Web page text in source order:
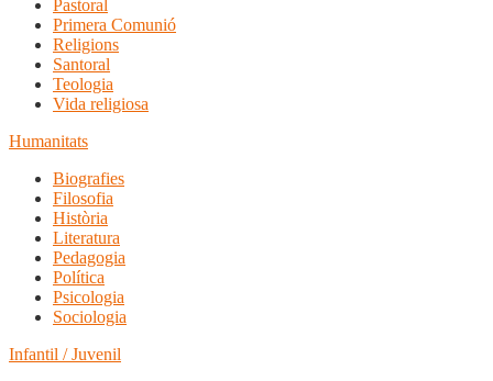
Pastoral
Primera Comunió
Religions
Santoral
Teologia
Vida religiosa
Humanitats
Biografies
Filosofia
Història
Literatura
Pedagogia
Política
Psicologia
Sociologia
Infantil / Juvenil